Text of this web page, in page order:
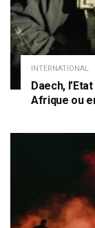
INTERNATIONAL
Daech,
Afrique ou